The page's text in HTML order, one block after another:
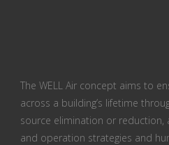
The WELL Air concept aims to
across a building’s lifetime
source elimination or reduction,
and operation strategies and